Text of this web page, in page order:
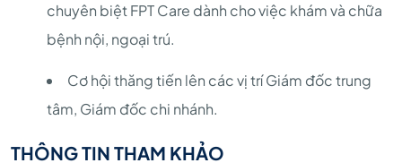
chuyên biệt FPT Care dành cho việc khám và chữa
bệnh nội, ngoại trú.
Cơ hội thăng tiến lên các vị trí Giám đốc trung
tâm, Giám đốc chi nhánh.
THÔNG TIN THAM KHẢO